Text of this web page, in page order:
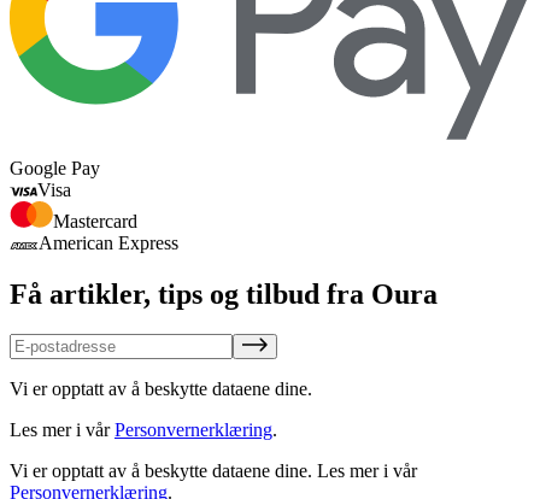
Google Pay
Visa
Mastercard
American Express
Få artikler, tips og tilbud fra Oura
Vi er opptatt av å beskytte dataene dine.
Les mer i vårPersonvernerklæring.
Vi er opptatt av å beskytte dataene dine. Les mer i vår
Personvernerklæring.